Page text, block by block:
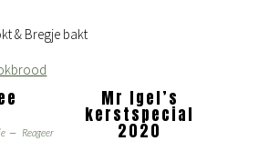
Reageer
Mr Igel’s
kerstspecial
2020